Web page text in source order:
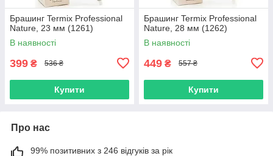
Брашинг Termix Professional
Nature, 23 мм (1261)
В наявності
399 ₴ 536 ₴
Купити
Брашинг Termix Professional
Nature, 28 мм (1262)
В наявності
449 ₴ 557 ₴
Купити
Про нас
99% позитивних з 246 відгуків за рік